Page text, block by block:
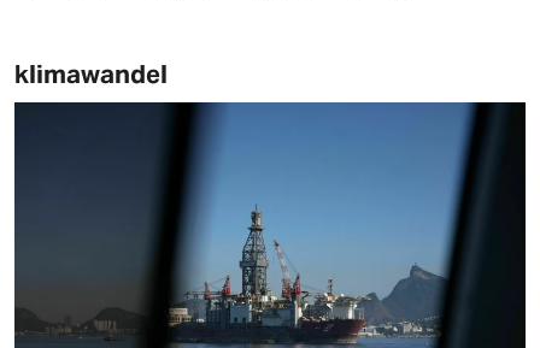
klimawandel